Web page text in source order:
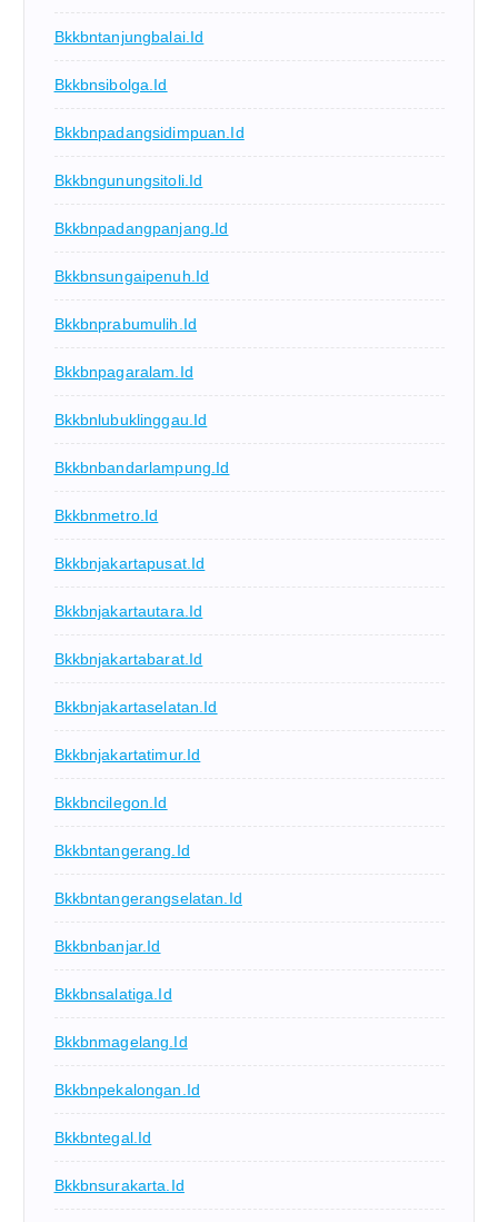
Bkkbntanjungbalai.id
Bkkbnsibolga.id
Bkkbnpadangsidimpuan.id
Bkkbngunungsitoli.id
Bkkbnpadangpanjang.id
Bkkbnsungaipenuh.id
Bkkbnprabumulih.id
Bkkbnpagaralam.id
Bkkbnlubuklinggau.id
Bkkbnbandarlampung.id
Bkkbnmetro.id
Bkkbnjakartapusat.id
Bkkbnjakartautara.id
Bkkbnjakartabarat.id
Bkkbnjakartaselatan.id
Bkkbnjakartatimur.id
Bkkbncilegon.id
Bkkbntangerang.id
Bkkbntangerangselatan.id
Bkkbnbanjar.id
Bkkbnsalatiga.id
Bkkbnmagelang.id
Bkkbnpekalongan.id
Bkkbntegal.id
Bkkbnsurakarta.id